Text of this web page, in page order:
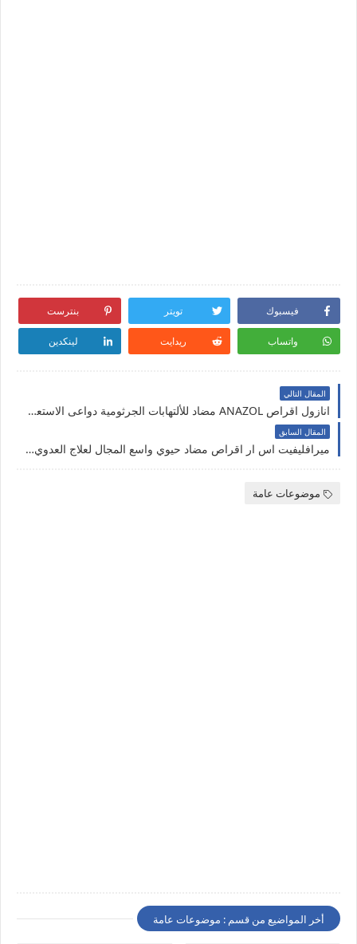
فيسبوك تويتر بنترست
واتساب ريدايت لينكدين
المقال التالي
انازول اقراص ANAZOL مضاد للألتهابات الجرثومية دواعى الاستعمال - الجرعة - موانع الاستعمال و الاحتياطات
المقال السابق
ميرافليفيت اس ار اقراص مضاد حيوي واسع المجال لعلاج العدوي البكتيرية المختلفة Meraflevet SR
موضوعات عامة
أخر المواضيع من قسم : موضوعات عامة